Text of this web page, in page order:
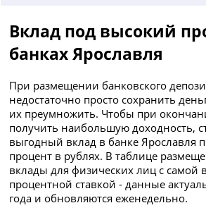
Вклад под высокий
банках Ярославля
При размещении банковского
недостаточно просто сохранить
их преумножить. Чтобы при
получить наибольшую доходность,
выгодный вклад в банке Ярославля
процент в рублях. В таблице
вклады для физических лиц с самой
процентной ставкой - данные
года и обновляются еженедельно.